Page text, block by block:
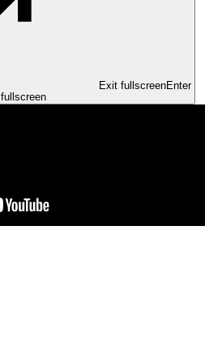
Exit fullscreenEnter
fullscreen